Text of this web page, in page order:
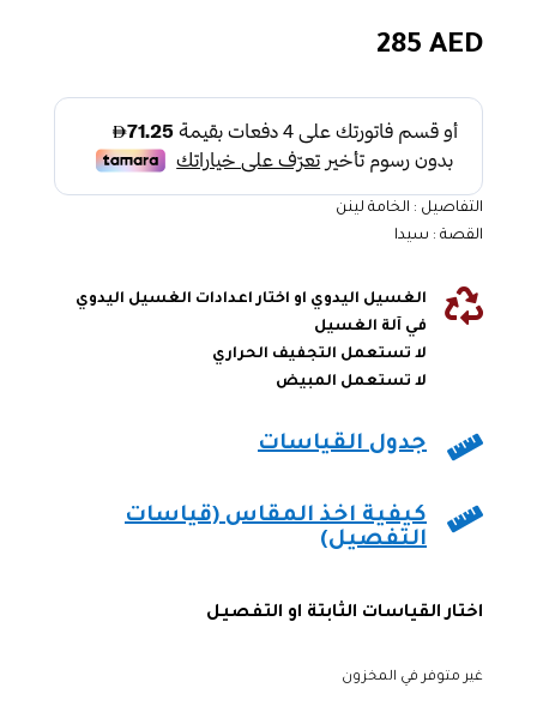
285AED
التفاصيل : الخامة لينن
القصة : سيدا

الغسيل اليدوي او اختار اعدادات الغسيل اليدوي
في آلة الغسيل
لا تستعمل التجفيف الحراري
لا تستعمل المبيض
 جدول القياسات

كيفية اخذ المقاس (قياسات
التفصيل)
اختار القياسات الثابتة او التفصيل
غير متوفر في المخزون